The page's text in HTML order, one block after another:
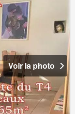
Voir la photo